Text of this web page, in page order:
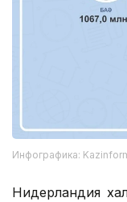
Инфографика:
Нидерландия